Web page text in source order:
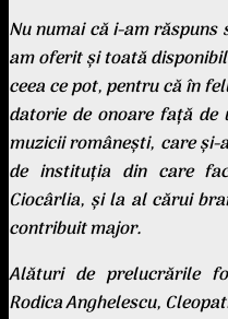
Nu numai că i-am
am oferit şi toată
ceea ce pot, pentru că în
datorie de onoare faţă
muzicii româneşti, care
de instituţia din care
Ciocârlia, şi la al cărui
contribuit major.
Alături de prelucrările
Rodica Anghelescu,